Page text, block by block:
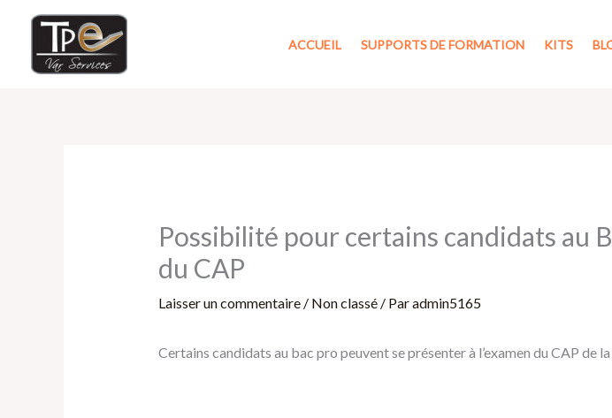
contenu
ACCUEIL SUPPORTS DE FORMATION KITS
Possibilité pour certains candidats au
du CAP
Laisser un commentaire / Non classé/ Paradmin5165
Certains candidats au bac pro peuvent se présenter à l’examen du CAP de la